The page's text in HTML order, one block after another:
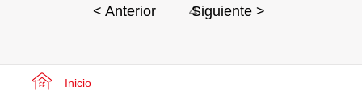
< Anterior 4
Siguiente >
Inicio